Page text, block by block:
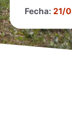
Fecha: 21/